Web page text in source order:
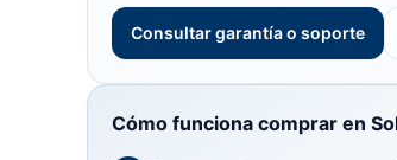
Consultar garantía o soporte
Cómo funciona comprar en